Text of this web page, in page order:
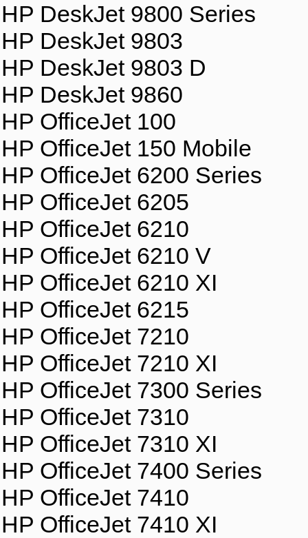
HP DeskJet 9800 Series
HP DeskJet 9803
HP DeskJet 9803 D
HP DeskJet 9860
HP OfficeJet 100
HP OfficeJet 150 Mobile
HP OfficeJet 6200 Series
HP OfficeJet 6205
HP OfficeJet 6210
HP OfficeJet 6210 V
HP OfficeJet 6210 XI
HP OfficeJet 6215
HP OfficeJet 7210
HP OfficeJet 7210 XI
HP OfficeJet 7300 Series
HP OfficeJet 7310
HP OfficeJet 7310 XI
HP OfficeJet 7400 Series
HP OfficeJet 7410
HP OfficeJet 7410 XI